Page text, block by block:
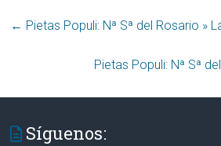
←
Síguenos: